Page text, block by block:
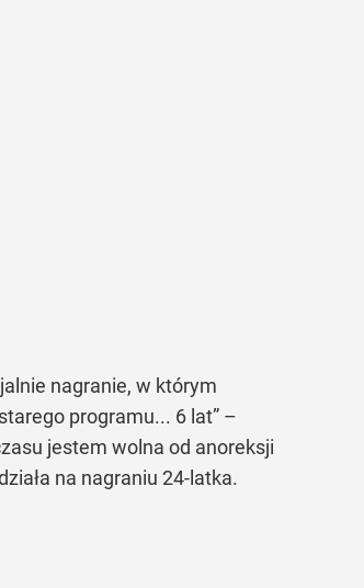
nagranie, w którym
programu... 6 lat” –
jestem wolna od anoreksji
na nagraniu 24-latka.